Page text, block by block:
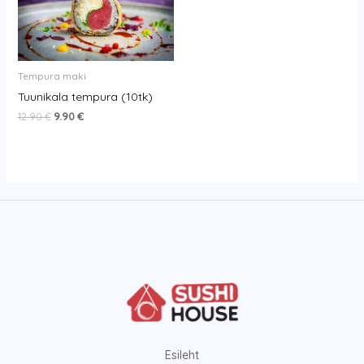
Tempura maki
Tuunikala tempura (10tk)
12.90€ 9.90€
Esileht